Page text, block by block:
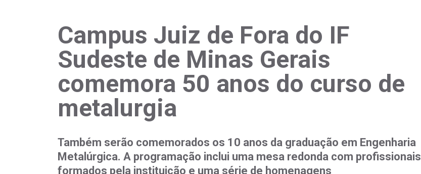
Campus Juiz de Fora do IF
Sudeste de Minas Gerais
comemora 50 anos do curso de
metalurgia
Também serão comemorados os 10 anos da graduação em Engenharia
Metalúrgica. A programação inclui uma mesa redonda com profissionais
formados pela instituição e uma série de homenagens